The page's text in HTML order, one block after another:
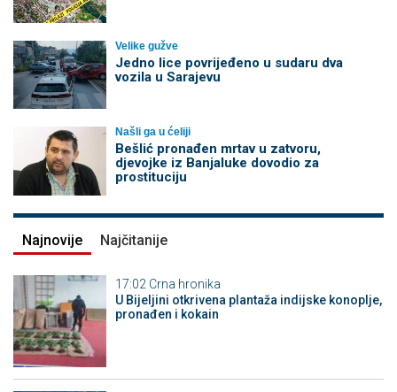
Velike gužve
Јedno lice povrijeđeno u sudaru dva
vozila u Sarajevu
Našli ga u ćeliji
Bešlić pronađen mrtav u zatvoru,
djevojke iz Banjaluke dovodio za
prostituciju
Najnovije Najčitanije
17:02 Crna hronika
​U Bijeljini otkrivena plantaža indijske konoplje,
pronađen i kokain